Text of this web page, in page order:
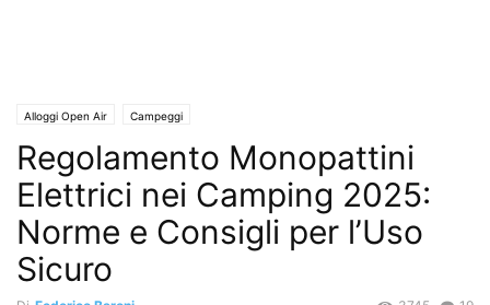
Alloggi Open Air Campeggi
Regolamento Monopattini
Elettrici nei Camping 2025:
Norme e Consigli per l’Uso
Sicuro